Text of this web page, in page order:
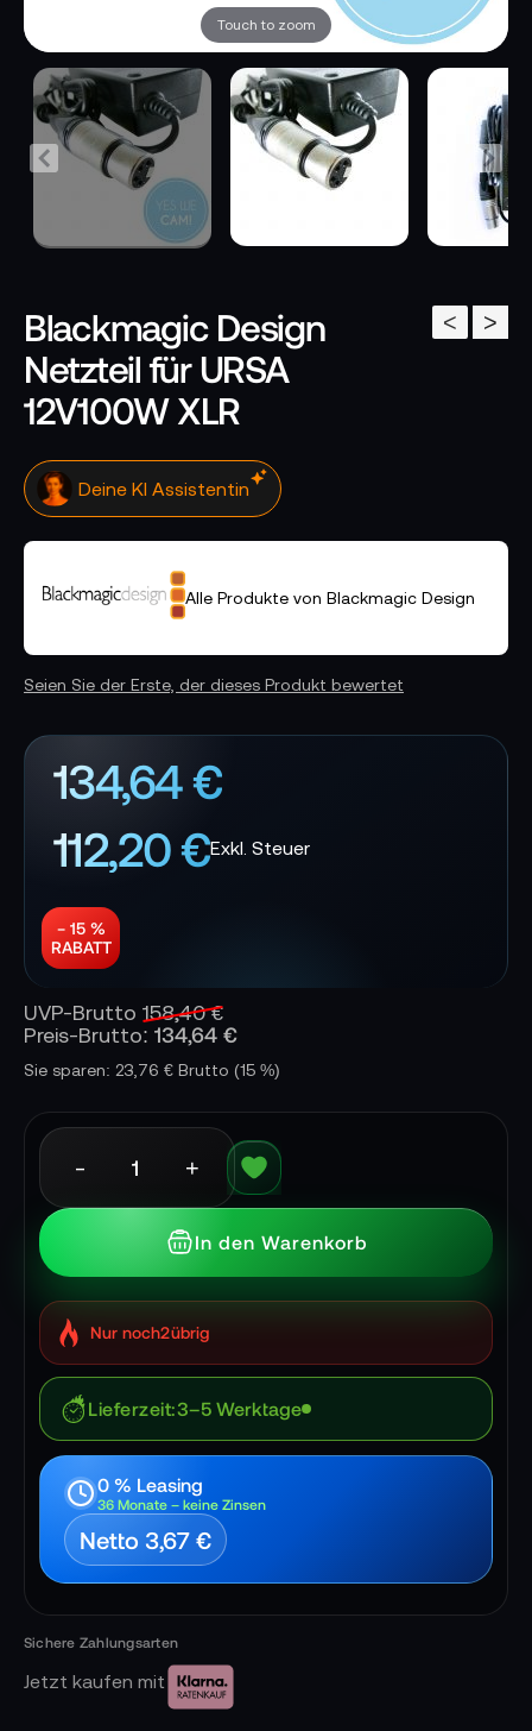
Touch to zoom
>
<
Blackmagic Design
Netzteil für URSA
12V100W XLR
Deine KI Assistentin
Alle Produkte von Blackmagic Design
Seien Sie der Erste, der dieses Produkt bewertet
134,64 €
112,20 €
− 15 %
RABATT
UVP-Brutto 158,40 €
Preis-Brutto: 134,64 €
Sie sparen: 23,76 € Brutto (15 %)
- +
In den Warenkorb
Nur noch2übrig
Lieferzeit 3–5 Werktage
0 % Leasing
36 Monate – keine Zinsen
Netto 3,67 €
Jetzt kaufen mit